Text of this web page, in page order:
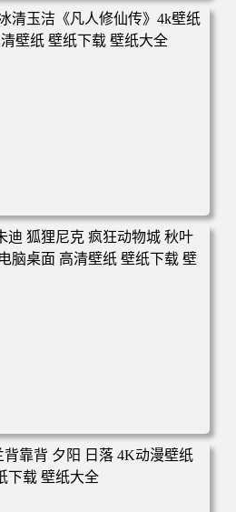
韩立 结婴 4k壁纸 3840x2160 电
壁纸大全
洁《凡人修仙传》4k壁纸 3840x2
纸下载 壁纸大全
狸尼克 疯狂动物城 秋叶 秋天森
清壁纸 壁纸下载 壁纸大全